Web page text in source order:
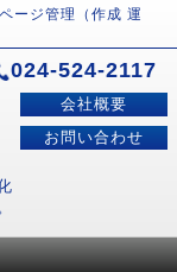
ージ管理（作成 運
024-524-2117
会社概要
お問い合わせ